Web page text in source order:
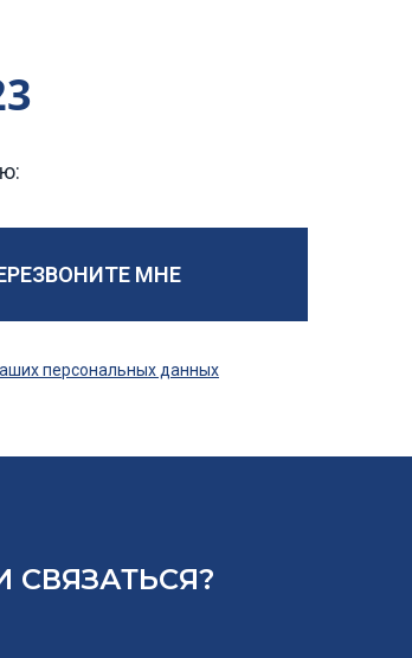
МНЕ
персональных данных